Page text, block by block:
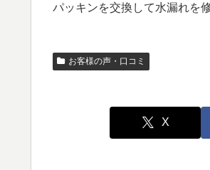
パッキンを交換して水漏れを
お客様の声・口コミ
X